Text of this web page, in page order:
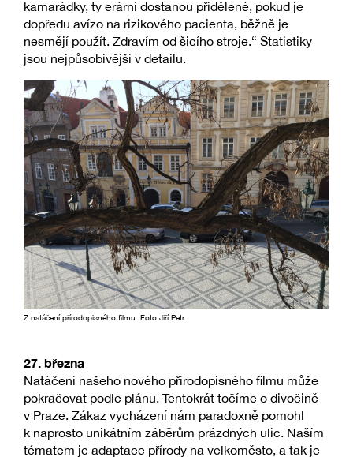
kamarádky, ty erární dostanou přidělené, pokud je
dopředu avízo na rizikového pacienta, běžně je
nesmějí použít. Zdravím od šicího stroje.“ Statistiky
jsou nejpůsobivější v detailu.
Z natáčení přírodopisného filmu. Foto Jiří Petr
27. března
Natáčení našeho nového přírodopisného filmu může
pokračovat podle plánu. Tentokrát točíme o divočině
v Praze. Zákaz vycházení nám paradoxně pomohl
k naprosto unikátním záběrům prázdných ulic. Naším
tématem je adaptace přírody na velkoměsto, a tak je